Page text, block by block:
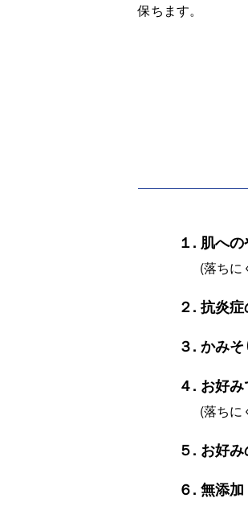
保ちます。
１. 肌へ
(落ちに
２. 抗炎
３. かみ
４. お好
(落ちに
５. お好
６. 無添